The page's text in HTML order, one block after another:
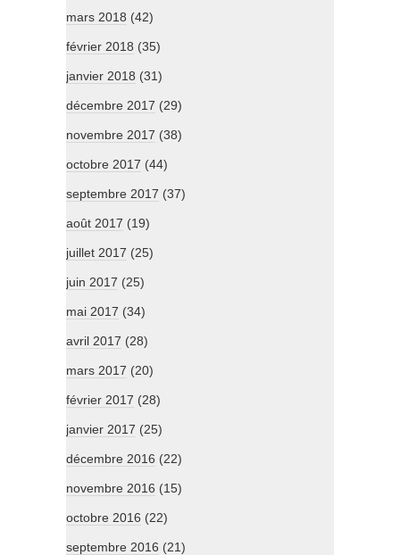
mars 2018 (42)
février 2018 (35)
janvier 2018 (31)
décembre 2017 (29)
novembre 2017 (38)
octobre 2017 (44)
septembre 2017 (37)
août 2017 (19)
juillet 2017 (25)
juin 2017 (25)
mai 2017 (34)
avril 2017 (28)
mars 2017 (20)
février 2017 (28)
janvier 2017 (25)
décembre 2016 (22)
novembre 2016 (15)
octobre 2016 (22)
septembre 2016 (21)